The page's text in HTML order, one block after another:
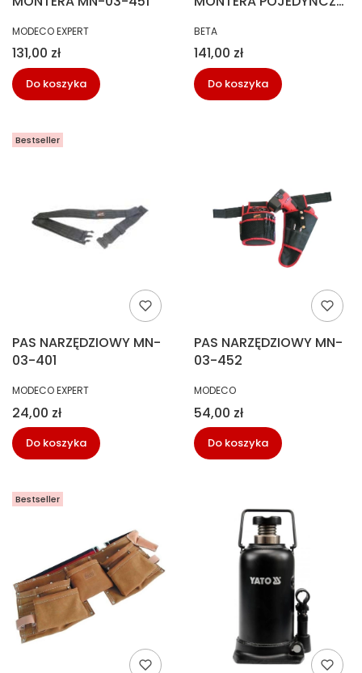
PRODUCENT
MODECO EXPERT
Cena
131,00 zł
Do koszyka
PRODUCENT
BETA
Cena
141,00 zł
Do koszyka
Bestseller
PAS NARZĘDZIOWY MN-
03-401
PRODUCENT
MODECO EXPERT
Cena
24,00 zł
Do koszyka
PAS NARZĘDZIOWY MN-
03-452
PRODUCENT
MODECO
Cena
54,00 zł
Do koszyka
Bestseller